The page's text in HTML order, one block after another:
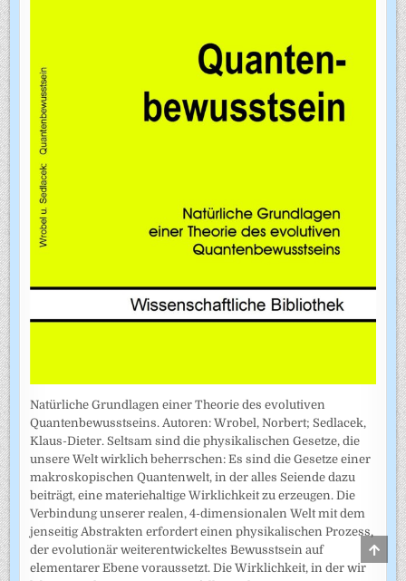
Natürliche Grundlagen einer Theorie des evolutiven
Quantenbewusstseins. Autoren: Wrobel, Norbert; Sedlacek,
Klaus-Dieter. Seltsam sind die physikalischen Gesetze, die
unsere Welt wirklich beherrschen: Es sind die Gesetze einer
makroskopischen Quantenwelt, in der alles Seiende dazu
beiträgt, eine materiehaltige Wirklichkeit zu erzeugen. Die
Verbindung unserer realen, 4-dimensionalen Welt mit dem
jenseitig Abstrakten erfordert einen physikalischen Prozess,
der evolutionär weiterentwickeltes Bewusstsein auf
elementarer Ebene voraussetzt. Die Wirklichkeit, in der wir
TO
TOP